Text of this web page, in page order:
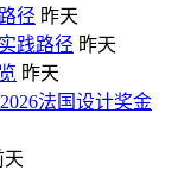
径 昨天
践路径 昨天
昨天
法国设计奖金
天